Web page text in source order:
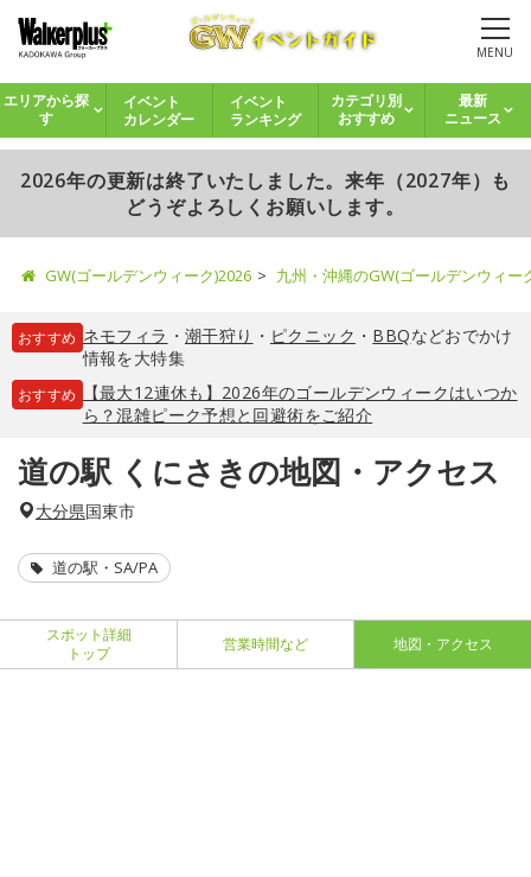
MENU
エリアから探
す
イベント
カレンダー
イベント
ランキング
カテゴリ別
おすすめ
最新
ニュース
2026年の更新は終了いたしました。来年（2027年）も
どうぞよろしくお願いします。
GW(ゴールデンウィーク)2026 九州・沖縄のGW(ゴールデンウィ
おすすめ ネモフィラ ・ 潮干狩り ・ ピクニック ・ BBQなどおでかけ
情報を大特集
おすすめ
【最大12連休も】2026年のゴールデンウィークはいつか
ら？混雑ピーク予想と回避術をご紹介
道の駅 くにさきの地図・アクセス
大分県国東市
道の駅・SA/PA
スポット詳細
トップ
営業時間など 地図・アクセス